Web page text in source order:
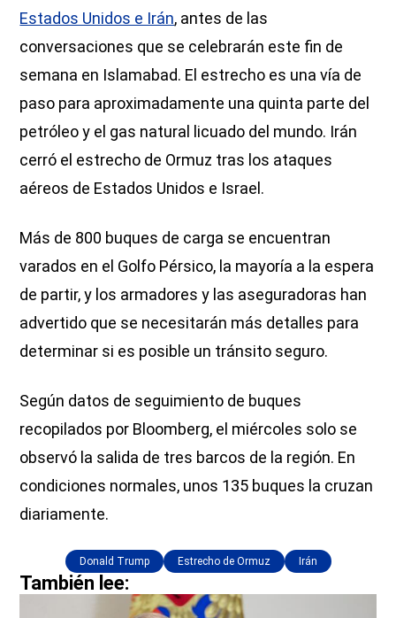
Estados Unidos e Irán, antes de las
conversaciones que se celebrarán este fin de
semana en Islamabad. El estrecho es una vía de
paso para aproximadamente una quinta parte del
petróleo y el gas natural licuado del mundo. Irán
cerró el estrecho de Ormuz tras los ataques
aéreos de Estados Unidos e Israel.
Más de 800 buques de carga se encuentran
varados en el Golfo Pérsico, la mayoría a la espera
de partir, y los armadores y las aseguradoras han
advertido que se necesitarán más detalles para
determinar si es posible un tránsito seguro.
Según datos de seguimiento de buques
recopilados por Bloomberg, el miércoles solo se
observó la salida de tres barcos de la región. En
condiciones normales, unos 135 buques la cruzan
diariamente.
Donald Trump Estrecho de Ormuz Irán
También lee: